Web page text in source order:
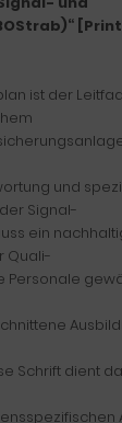
ist der
und
Signal-
ein
Quali-
Schrift dient